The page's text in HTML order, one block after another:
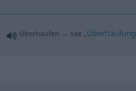
Überhäufen → see „Überhäufung